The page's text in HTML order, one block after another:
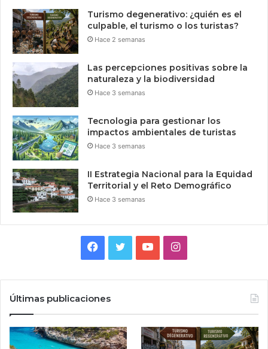
Turismo degenerativo: ¿quién es el
culpable, el turismo o los turistas?
Hace 2 semanas
Las percepciones positivas sobre la
naturaleza y la biodiversidad
Hace 3 semanas
Tecnologia para gestionar los
impactos ambientales de turistas
Hace 3 semanas
II Estrategia Nacional para la Equidad
Territorial y el Reto Demográfico
Hace 3 semanas
Facebook
TwitterYouTubeInstagram
Últimas publicaciones